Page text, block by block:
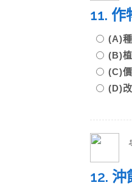
11.
(A)
(B)
(C)
(D)
12.